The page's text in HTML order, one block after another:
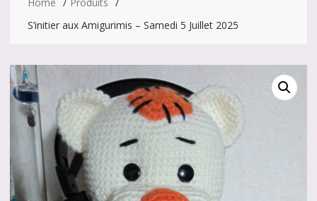
S’initier aux Amigurimis – Samedi 5 Juillet 2025